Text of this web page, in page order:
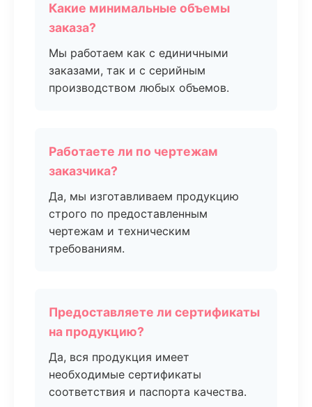
Какие минимальные объемы
заказа?
Мы работаем как с единичными
заказами, так и с серийным
производством любых объемов.
Работаете ли по чертежам
заказчика?
Да, мы изготавливаем продукцию
строго по предоставленным
чертежам и техническим
требованиям.
Предоставляете ли сертификаты
на продукцию?
Да, вся продукция имеет
необходимые сертификаты
соответствия и паспорта качества.